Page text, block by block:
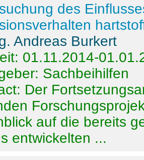
des
Andreas Burkert
01.11.2014-
Sachbeihilfen
Der
auf die bereits
entwickelten ...